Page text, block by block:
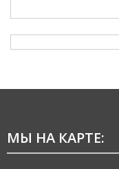
МЫ НА КАРТЕ: